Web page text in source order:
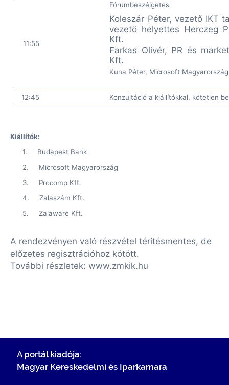
11:55
Fórumbeszélgetés
Koleszár Péter, vezető IKT
vezető helyettes Herczeg
Kft.
Farkas Olivér, PR és
Kft.
Kuna Péter, Microsoft Magyarország
12:45 Konzultáció a kiállítókkal, kötetlen
Kiállítók:
1.
Budapest Bank
2.
Microsoft Magyarország
3.
Procomp Kft.
4.
Zalaszám Kft.
5.
Zalaware Kft.
A rendezvényen való részvétel térítésmentes, de
előzetes regisztrációhoz kötött.
További részletek: www.zmkik.hu
A portál kiadója:
Magyar Kereskedelmi és Iparkamara